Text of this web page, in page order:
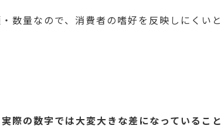
数量なので、消費者の嗜好を反映しにくいと
際の数字では大変大きな差になっていること